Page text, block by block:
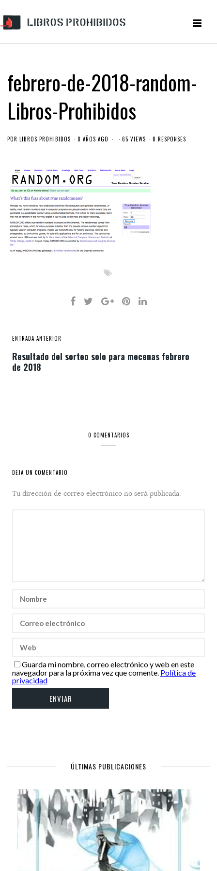
febrero-de-2018-random-
Libros-Prohibidos
POR LIBROS PROHIBIDOS 8 AÑOS AGO 65 VIEWS 0 RESPONSES
ENTRADA ANTERIOR
Resultado del sorteo solo para mecenas febrero
de 2018
0 COMENTARIOS
DEJA UN COMENTARIO
Tu dirección de correo electrónico no será publicada.
Guarda mi nombre, correo electrónico y web en este
navegador para la próxima vez que comente. Política de
privacidad
ÚLTIMAS PUBLICACIONES